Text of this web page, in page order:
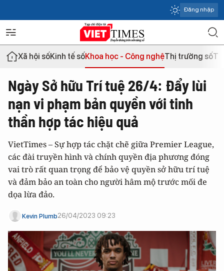
Đăng nhập
Xã hội sốKinh tế sốKhoa học - Công nghệThị trường số
Ngày Sở hữu Trí tuệ 26/4: Đẩy lùi
nạn vi phạm bản quyền với tinh
thần hợp tác hiệu quả
VietTimes – Sự hợp tác chặt chẽ giữa Premier League,
các đài truyền hình và chính quyền địa phương đóng
vai trò rất quan trọng để bảo vệ quyền sở hữu trí tuệ
và đảm bảo an toàn cho người hâm mộ trước mối đe
dọa lừa đảo.
Kevin Plumb26/04/2023 09:23